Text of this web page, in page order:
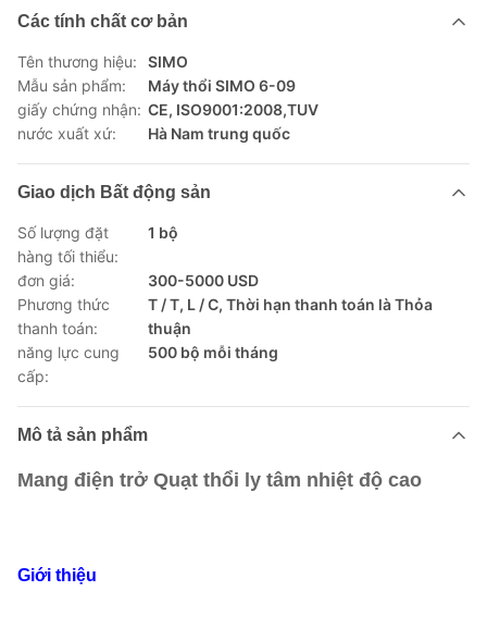
Các tính chất cơ bản
Tên thương hiệu:
SIMO
Mẫu sản phẩm:
Máy thổi SIMO 6-09
giấy chứng nhận: CE, ISO9001:2008,TUV
nước xuất xứ:
Hà Nam trung quốc
Giao dịch Bất động sản
Số lượng đặt
hàng tối thiểu:
1 bộ
đơn giá:
300-5000 USD
Phương thức
thanh toán:
T / T, L / C, Thời hạn thanh toán là Thỏa
thuận
năng lực cung
cấp:
500 bộ mỗi tháng
Mô tả sản phẩm
Mang điện trở Quạt thổi ly tâm nhiệt độ cao
Giới thiệu